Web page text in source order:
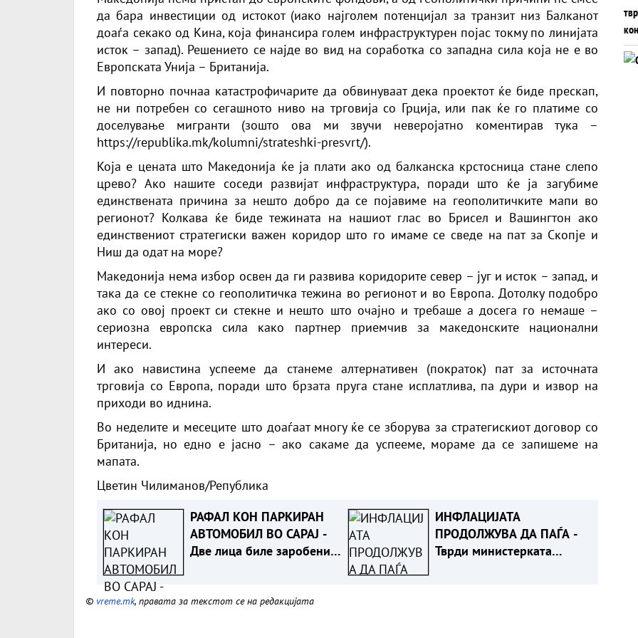
да бара инвестиции од истокот (иако најголем потенцијал за транзит низ Балканот
доаѓа секако од Кина, која финансира голем инфраструктурен појас токму по линијата
исток – запад). Решението се најде во вид на соработка со западна сила која не е во
Европската Унија – Британија.
И повторно почнаа катастрофичарите да обвинуваат дека проектот ќе биде прескап,
не ни потребен со сегашното ниво на трговија со Грција, или пак ќе го платиме со
доселување мигранти (зошто ова ми звучи неверојатно коментирав тука –
https://republika.mk/kolumni/strateshki-presvrt/).
Која е цената што Македонија ќе ја плати ако од балканска крстосница стане слепо
црево? Ако нашите соседи развијат инфраструктура, поради што ќе ја загубиме
единствената причина за нешто добро да се појавиме на геополитичките мапи во
регионот? Колкава ќе биде тежината на нашиот глас во Брисел и Вашингтон ако
единствениот стратегиски важен коридор што го имаме се сведе на пат за Скопје и
Ниш да одат на море?
Македонија нема избор освен да ги развива коридорите север – југ и исток – запад, и
така да се стекне со геополитичка тежина во регионот и во Европа. Дотолку подобро
ако со овој проект си стекне и нешто што очајно и требаше а досега го немаше –
сериозна европска сила како партнер приемчив за македонските национални
интереси.
И ако навистина успееме да станеме алтернативен (пократок) пат за источната
трговија со Европа, поради што брзата пруга стане исплатлива, па дури и извор на
приходи во иднина.
Во неделите и месеците што доаѓаат многу ќе се зборува за стратегискиот договор со
Британија, но едно е јасно – ако сакаме да успееме, мораме да се запишеме на
мапата.
Цветин Чилиманов/Република
РАФАЛ КОН ПАРКИРАН
АВТОМОБИЛ ВО САРАЈ -
Две лица биле заробени
ИНФЛАЦИЈАТА
ПРОДОЛЖУВА ДА ПАЃА -
Тврди министерката
© vreme.mk, правата за текстот се на редакцијата